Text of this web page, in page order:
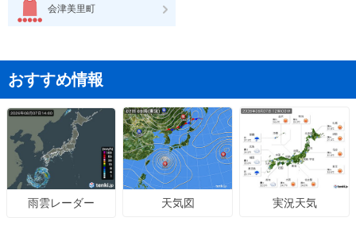
会津美里町
おすすめ情報
雨雲レーダー 天気図 実況天気